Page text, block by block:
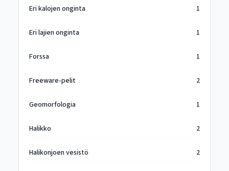
Eri kalojen onginta 1
Eri lajien onginta 1
Forssa 1
Freeware-pelit 2
Geomorfologia 1
Halikko 2
Halikonjoen vesistö 2